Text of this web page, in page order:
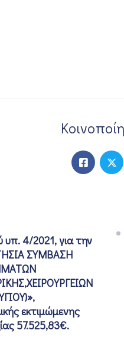
υπ. 4/2021, για την
ΣΥΜΒΑΣΗ
εκτιμώμενης
57.525,83€.